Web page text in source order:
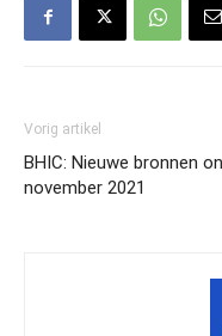
Vorig artikel
BHIC: Nieuwe bronnen
november 2021